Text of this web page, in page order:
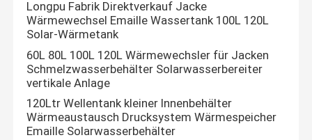
Longpu Fabrik Direktverkauf Jacke
Wärmewechsel Emaille Wassertank 100L 120L
Solar-Wärmetank
60L 80L 100L 120L Wärmewechsler für Jacken
Schmelzwasserbehälter Solarwasserbereiter
vertikale Anlage
120Ltr Wellentank kleiner Innenbehälter
Wärmeaustausch Drucksystem Wärmespeicher
Emaille Solarwasserbehälter